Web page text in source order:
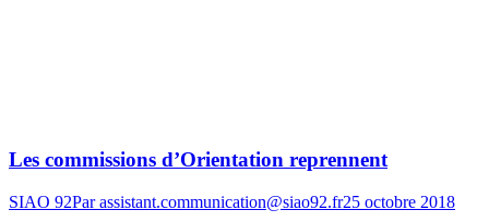
Les commissions d’Orientation reprennent
SIAO 92Parassistant.communication@siao92.fr25 octobre 2018